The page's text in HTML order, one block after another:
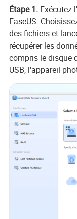
Étape 1.Exécutez
EaseUS.
des fichiers et
récupérer les
compris le disque
USB, l'appareil